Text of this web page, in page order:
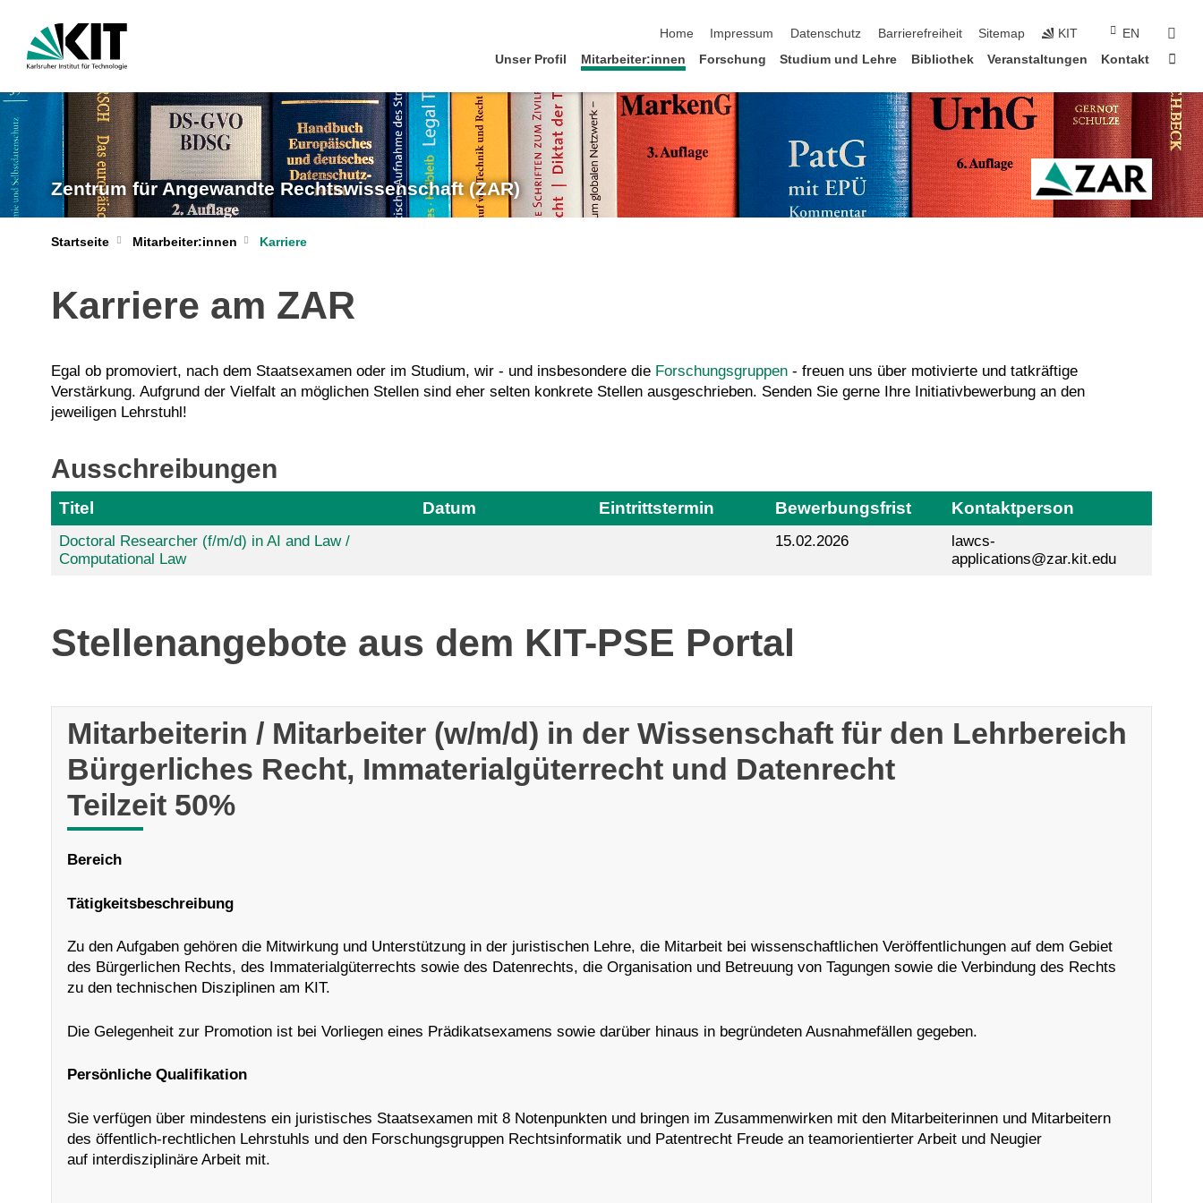
Home
Impressum Datenschutz Barrierefreiheit Sitemap KIT EN
Unser Profil
Mitarbeiter:innen Forschung Studium und Lehre Bibliothek Veranstaltungen Kontakt
Zentrum für Angewandte Rechtswissenschaft (ZAR)
Startseite Mitarbeiter:innen Karriere
Karriere am ZAR
Egal ob promoviert, nach dem Staatsexamen oder im Studium, wir - und insbesondere die Forschungsgruppen - freuen uns über motivierte und tatkräftige
Verstärkung. Aufgrund der Vielfalt an möglichen Stellen sind eher selten konkrete Stellen ausgeschrieben. Senden Sie gerne Ihre Initiativbewerbung an den
jeweiligen Lehrstuhl!
Ausschreibungen
Titel Datum Eintrittstermin Bewerbungsfrist Kontaktperson
Doctoral Researcher (f/m/d) in AI and Law /
Computational Law
15.02.2026
lawcs-
applications@zar.kit.edu
Stellenangebote aus dem KIT-PSE Portal
Mitarbeiterin / Mitarbeiter (w/m/d) in der Wissenschaft für den Lehrbereich
Bürgerliches Recht, Immaterialgüterrecht und Datenrecht
Teilzeit 50%
Bereich
Tätigkeitsbeschreibung
Zu den Aufgaben gehören die Mitwirkung und Unterstützung in der juristischen Lehre, die Mitarbeit bei wissenschaftlichen Veröffentlichungen auf dem Gebiet
des Bürgerlichen Rechts, des Immaterialgüterrechts sowie des Datenrechts, die Organisation und Betreuung von Tagungen sowie die Verbindung des Rechts
zu den technischen Disziplinen am KIT.
Die Gelegenheit zur Promotion ist bei Vorliegen eines Prädikatsexamens sowie darüber hinaus in begründeten Ausnahmefällen gegeben.
Persönliche Qualifikation
Sie verfügen über mindestens ein juristisches Staatsexamen mit 8 Notenpunkten und bringen im Zusammenwirken mit den Mitarbeiterinnen und Mitarbeitern
des öffentlich-rechtlichen Lehrstuhls und den Forschungsgruppen Rechtsinformatik und Patentrecht Freude an teamorientierter Arbeit und Neugier
auf interdisziplinäre Arbeit mit.